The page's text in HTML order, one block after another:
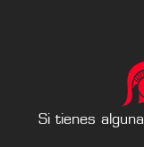
Si tienes